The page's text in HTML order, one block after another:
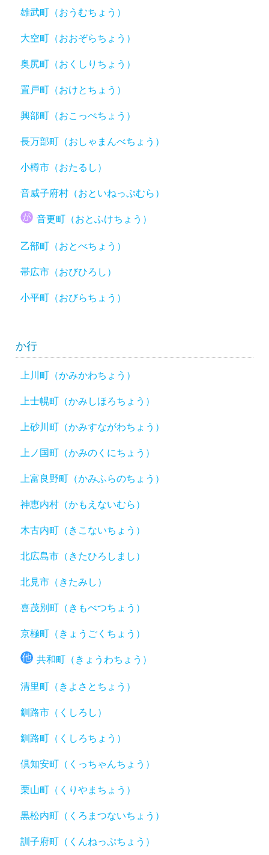
雄武町（おうむちょう）
大空町（おおぞらちょう）
奥尻町（おくしりちょう）
置戸町（おけとちょう）
興部町（おこっぺちょう）
長万部町（おしゃまんべちょう）
小樽市（おたるし）
音威子府村（おといねっぷむら）
音更町（おとふけちょう）
乙部町（おとべちょう）
帯広市（おびひろし）
小平町（おびらちょう）
か行
上川町（かみかわちょう）
上士幌町（かみしほろちょう）
上砂川町（かみすながわちょう）
上ノ国町（かみのくにちょう）
上富良野町（かみふらのちょう）
神恵内村（かもえないむら）
木古内町（きこないちょう）
北広島市（きたひろしまし）
北見市（きたみし）
喜茂別町（きもべつちょう）
京極町（きょうごくちょう）
共和町（きょうわちょう）
清里町（きよさとちょう）
釧路市（くしろし）
釧路町（くしろちょう）
倶知安町（くっちゃんちょう）
栗山町（くりやまちょう）
黒松内町（くろまつないちょう）
訓子府町（くんねっぷちょう）